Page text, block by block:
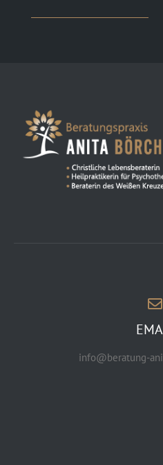
info@beratung-